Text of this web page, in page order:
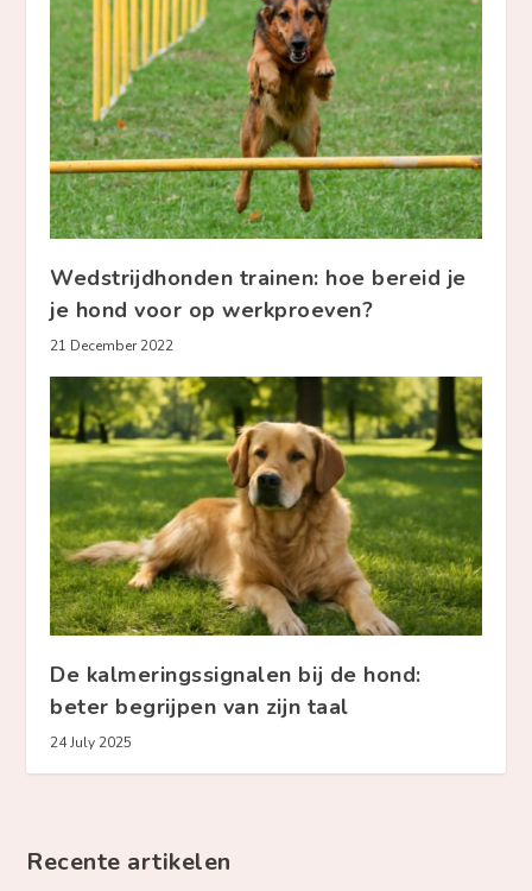
Wedstrijdhonden trainen: hoe bereid je
je hond voor op werkproeven?
21 December 2022
De kalmeringssignalen bij de hond:
beter begrijpen van zijn taal
24 July 2025
Recente artikelen